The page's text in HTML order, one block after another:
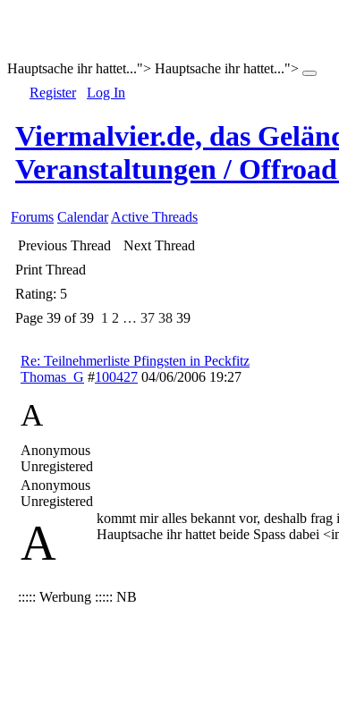
Hauptsache ihr hattet..."> Hauptsache ihr hattet...">
Register
Log In
Viermalvier.de, das
Veranstaltungen /
Forums Calendar Active Threads
Previous Thread
Next Thread
Print Thread
Rating: 5
Page 39 of 39 1 2 … 37 38 39
Re: Teilnehmerliste Pfingsten in Peckfitz
Thomas_G #100427 04/06/2006 19:27
A
Anonymous
Unregistered
Anonymous
Unregistered
A
kommt mir alles bekannt vor, deshalb
Hauptsache ihr hattet beide Spass dabei
::::: Werbung ::::: NB